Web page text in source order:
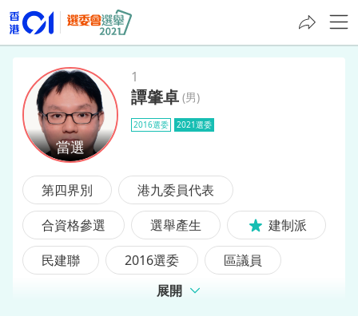
譚肇卓
1
譚肇卓 (男)
2016選委 2021選委
第四界別
港九委員代表
合資格參選
選舉產生
建制派
民建聯
2016選委
區議員
前區議員
展開